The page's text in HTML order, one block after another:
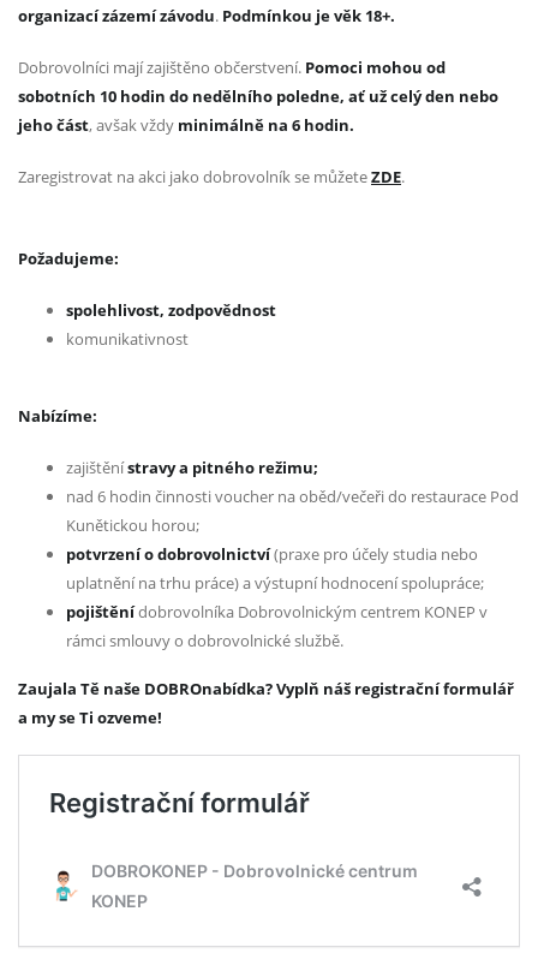
organizací zázemí závodu. Podmínkou je věk 18+.
Dobrovolníci mají zajištěno občerstvení. Pomoci mohou od
sobotních 10 hodin do nedělního poledne, ať už celý den nebo
jeho část, avšak vždy minimálně na 6 hodin.
Zaregistrovat na akci jako dobrovolník se můžeteZDE.
Požadujeme:
spolehlivost, zodpovědnost
komunikativnost
Nabízíme:
zajištěnístravy a pitného režimu;
nad 6 hodin činnosti voucher na oběd/večeři do restaurace Pod
Kunětickou horou;
potvrzení o dobrovolnictví(praxe pro účely studia nebo
uplatnění na trhu práce) a výstupní hodnocení spolupráce;
pojištěnídobrovolníka Dobrovolnickým centrem KONEP v
rámci smlouvy o dobrovolnické službě.
Zaujala Tě naše DOBROnabídka? Vyplň náš registrační formulář
a my se Ti ozveme!